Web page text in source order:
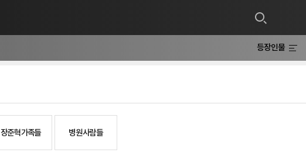
등장인물
장준혁 가족들 병원 사람들